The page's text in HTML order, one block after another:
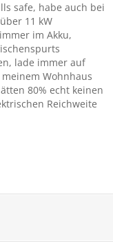
safe, habe auch bei
11 kW
im Akku,
lade immer auf
Wohnhaus
80% echt keinen
Reichweite